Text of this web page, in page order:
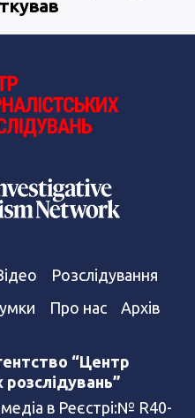
Розслідування
Про нас Архів
“Центр
розслідувань”
в Реєстрі:№ R40-